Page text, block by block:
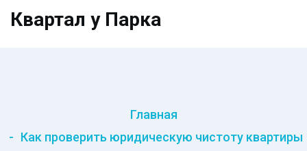
Квартал у Парка
Главная
Как проверить юридическую чистоту квартиры